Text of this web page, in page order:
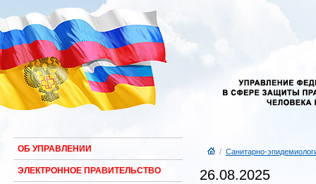
ОБ УПРАВЛЕНИИ
ЭЛЕКТРОННОЕ ПРАВИТЕЛЬСТВО
/ Санитарно-
26.08.2025